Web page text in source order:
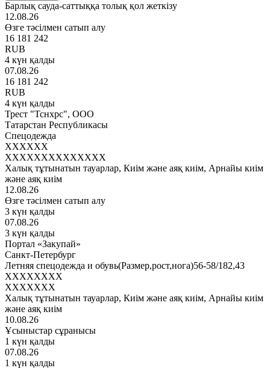
Барлық сауда-саттыққа толық қол жеткізу
12.08.26
Өзге тәсілмен сатып алу
16 181 242
RUB
4 күн қалды
07.08.26
16 181 242
RUB
4 күн қалды
Трест "Тснхрс", ООО
Татарстан Республикасы
Спецодежда
XXXXXX
XXXXXXXXXXXXXX
Халық тұтынатын тауарлар, Киім және аяқ киім, Арнайы киім
және аяқ киім
12.08.26
Өзге тәсілмен сатып алу
3 күн қалды
07.08.26
3 күн қалды
Портал «Закупай»
Санкт-Петербург
Летняя спецодежда и обувь(Размер,рост,нога)56-58/182,43
XXXXXXXX
XXXXXXX
Халық тұтынатын тауарлар, Киім және аяқ киім, Арнайы киім
және аяқ киім
10.08.26
Ұсыныстар сұранысы
1 күн қалды
07.08.26
1 күн қалды